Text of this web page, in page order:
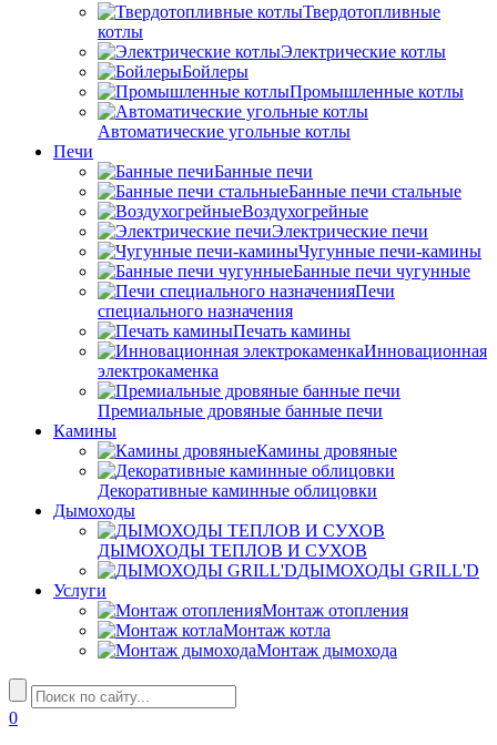
Твердотопливные
котлы
Электрические котлы
Бойлеры
Промышленные котлы
Автоматические угольные котлы
Печи
Банные печи
Банные печи стальные
Воздухогрейные
Электрические печи
Чугунные печи-камины
Банные печи чугунные
Печи
специального назначения
Печать камины
Инновационная
электрокаменка
Премиальные дровяные банные печи
Камины
Камины дровяные
Декоративные каминные облицовки
Дымоходы
ДЫМОХОДЫ ТЕПЛОВ И СУХОВ
ДЫМОХОДЫ GRILL'D
Услуги
Монтаж отопления
Монтаж котла
Монтаж дымохода
0